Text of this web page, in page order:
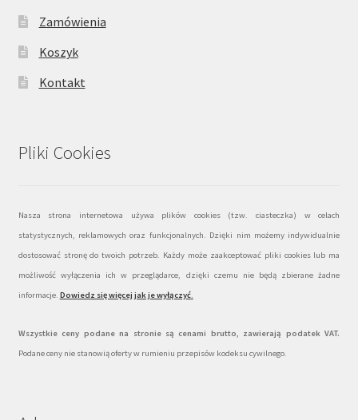
Zamówienia
Koszyk
Kontakt
Pliki Cookies
Nasza strona internetowa używa plików cookies (tzw. ciasteczka) w celach
statystycznych, reklamowych oraz funkcjonalnych. Dzięki nim możemy indywidualnie
dostosować stronę do twoich potrzeb. Każdy może zaakceptować pliki cookies lub ma
możliwość wyłączenia ich w przeglądarce, dzięki czemu nie będą zbierane żadne
informacje. Dowiedz się więcej jak je wyłączyć.
Wszystkie ceny podane na stronie są cenami brutto, zawierają podatek VAT.
Podane ceny nie stanowią oferty w rumieniu przepisów kodeksu cywilnego.